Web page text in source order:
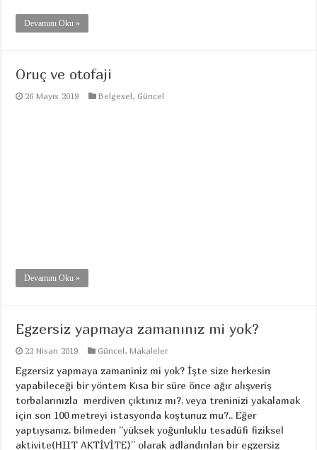
Devamını Oku »
Oruç ve otofaji
26 Mayıs 2019 Belgesel,Güncel
Devamını Oku »
Egzersiz yapmaya zamanınız mi yok?
22 Nisan 2019 Güncel,Makaleler
Egzersiz yapmaya zamaniniz mi yok? İşte size herkesin
yapabileceği bir yöntem Kısa bir süre önce ağır alışveriş
torbalarınızla merdiven çıktınız mı?, veya treninizi yakalamak
için son 100 metreyi istasyonda koştunuz mu?.. Eğer
yaptıysanız, bilmeden “yüksek yoğunluklu tesadüfi fiziksel
aktivite(HIIT AKTİVİTE)” olarak adlandırılan bir egzersiz